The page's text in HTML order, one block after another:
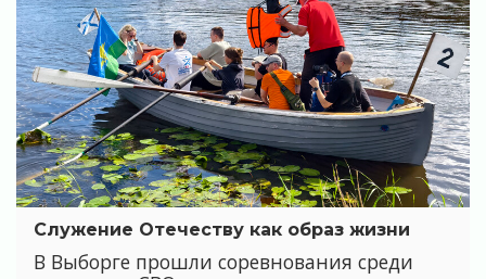
Служение Отечеству как образ жизни
В Выборге прошли соревнования среди